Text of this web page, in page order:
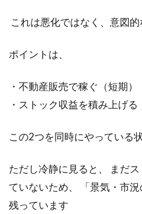
これは悪化ではなく、意図的
ポイントは、
・不動産販売で稼ぐ（短期）
・ストック収益を積み上げる
この2つを同時にやっている
ただし冷静に見ると、 まだ
ていないため、 「景気・市
残っています